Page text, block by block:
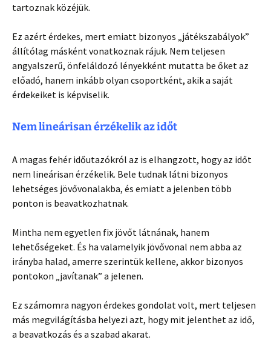
tartoznak közéjük.
Ez azért érdekes, mert emiatt bizonyos „játékszabályok”
állítólag másként vonatkoznak rájuk. Nem teljesen
angyalszerű, önfeláldozó lényekként mutatta be őket az
előadó, hanem inkább olyan csoportként, akik a saját
érdekeiket is képviselik.
Nem lineárisan érzékelik az időt
A magas fehér időutazókról az is elhangzott, hogy az időt
nem lineárisan érzékelik. Bele tudnak látni bizonyos
lehetséges jövővonalakba, és emiatt a jelenben több
ponton is beavatkozhatnak.
Mintha nem egyetlen fix jövőt látnának, hanem
lehetőségeket. És ha valamelyik jövővonal nem abba az
irányba halad, amerre szerintük kellene, akkor bizonyos
pontokon „javítanak” a jelenen.
Ez számomra nagyon érdekes gondolat volt, mert teljesen
más megvilágításba helyezi azt, hogy mit jelenthet az idő,
a beavatkozás és a szabad akarat.